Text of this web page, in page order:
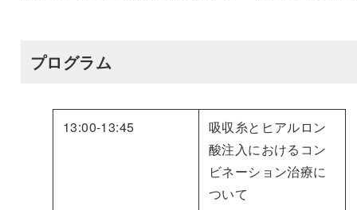
プログラム
13:00-13:45
吸収糸とヒアルロン
酸注入におけるコン
ビネーション治療に
ついて